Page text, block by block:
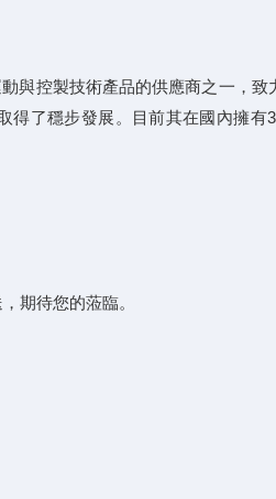
與控製技術產品的供應商之一，致
了穩步發展。目前其在國內擁
期待您的蒞臨。